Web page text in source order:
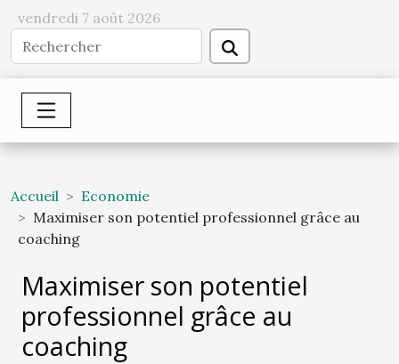
vendredi 7 août 2026
Accueil
Economie
Maximiser son potentiel professionnel grâce au
coaching
Maximiser son potentiel
professionnel grâce au
coaching